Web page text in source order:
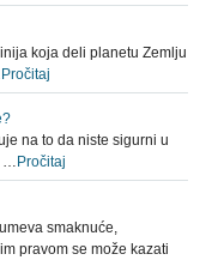
koja deli planetu Zemlju
Pročitaj
na to da niste sigurni u
…Pročitaj
smaknuće,
pravom se može kazati